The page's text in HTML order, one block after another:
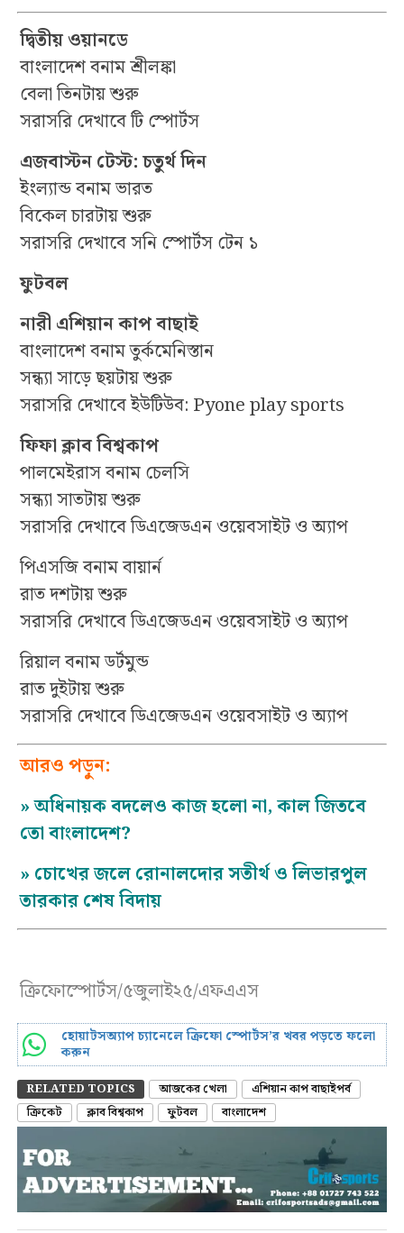
দ্বিতীয় ওয়ানডে
বাংলাদেশ বনাম শ্রীলঙ্কা
বেলা তিনটায় শুরু
সরাসরি দেখাবে টি স্পোর্টস
এজবাস্টন টেস্ট: চতুর্থ দিন
ইংল্যান্ড বনাম ভারত
বিকেল চারটায় শুরু
সরাসরি দেখাবে সনি স্পোর্টস টেন ১
ফুটবল
নারী এশিয়ান কাপ বাছাই
বাংলাদেশ বনাম তুর্কমেনিস্তান
সন্ধ্যা সাড়ে ছয়টায় শুরু
সরাসরি দেখাবে ইউটিউব: Pyone play sports
ফিফা ক্লাব বিশ্বকাপ
পালমেইরাস বনাম চেলসি
সন্ধ্যা সাতটায় শুরু
সরাসরি দেখাবে ডিএজেডএন ওয়েবসাইট ও অ্যাপ
পিএসজি বনাম বায়ার্ন
রাত দশটায় শুরু
সরাসরি দেখাবে ডিএজেডএন ওয়েবসাইট ও অ্যাপ
রিয়াল বনাম ডর্টমুন্ড
রাত দুইটায় শুরু
সরাসরি দেখাবে ডিএজেডএন ওয়েবসাইট ও অ্যাপ
আরও পড়ুন:
»অধিনায়ক বদলেও কাজ হলো না, কাল জিতবে
তো বাংলাদেশ?
» চোখের জলে রোনালদোর সতীর্থ ও লিভারপুল
তারকার শেষ বিদায়
ক্রিফোস্পোর্টস/৫জুলাই২৫/এফএএস
হোয়াটসঅ্যাপ চ্যানেলে ক্রিফো স্পোর্টস’র খবর পড়তে ফলো
করুন
RELATED TOPICS আজকের খেলা
এশিয়ান কাপ বাছাইপর্ব
ক্রিকেট
ক্লাব বিশ্বকাপ ফুটবল বাংলাদেশ